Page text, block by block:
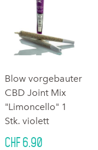
Blow vorgebauter
CBD Joint Mix
"Limoncello" 1
Stk. violett
CHF 6.90